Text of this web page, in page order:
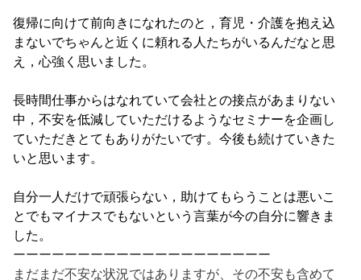
復帰に向けて前向きになれたのと，育児・介護を抱え込
まないでちゃんと近くに頼れる人たちがいるんだなと 思
え，心強く思いました。
長時間仕事からはなれていて会社との接点があまりない
中，不安を低減していただけるようなセミナーを企画し
ていただきとて もありがたいです。今後も続けていきた
いと思います。
自分一人だけで頑張らない， 助けてもらうことは悪いこ
とでもマイナスでもないという言葉が今の自分に響きま
した。
ーーーーーーーーーーーーーーーーーーーー
まだまだ不安な状況ではありますが、その不安も含めて